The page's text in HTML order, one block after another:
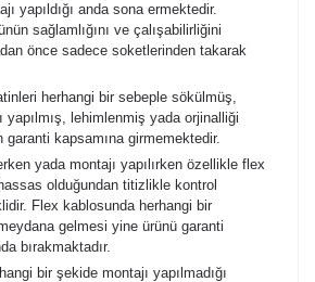
yapıldığı anda sona ermektedir.
sağlamlığını ve çalışabilirliğini
önce sadece soketlerinden takarak
herhangi bir sebeple sökülmüş,
yapılmış, lehimlenmiş yada orjinalliği
garanti kapsamına girmemektedir.
yada montajı yapılırken özellikle flex
olduğundan titizlikle kontrol
Flex kablosunda herhangi bir
gelmesi yine ürünü garanti
bırakmaktadır.
bir şekide montajı yapılmadığı